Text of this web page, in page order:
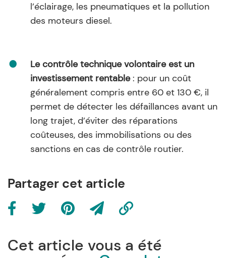
l’éclairage, les pneumatiques et la pollution
des moteurs diesel.
Le contrôle technique volontaire est un
investissement rentable: pour un coût
généralement compris entre 60 et 130 €, il
permet de détecter les défaillances avant un
long trajet, d’éviter des réparations
coûteuses, des immobilisations ou des
sanctions en cas de contrôle routier.
Partager cet article
Cet article vous a été